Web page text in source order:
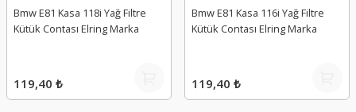
Bmw E81 Kasa 118i Yağ Filtre
Kütük Contası Elring Marka
119,40 ₺
Bmw E81 Kasa 116i Yağ Filtre
Kütük Contası Elring Marka
119,40 ₺